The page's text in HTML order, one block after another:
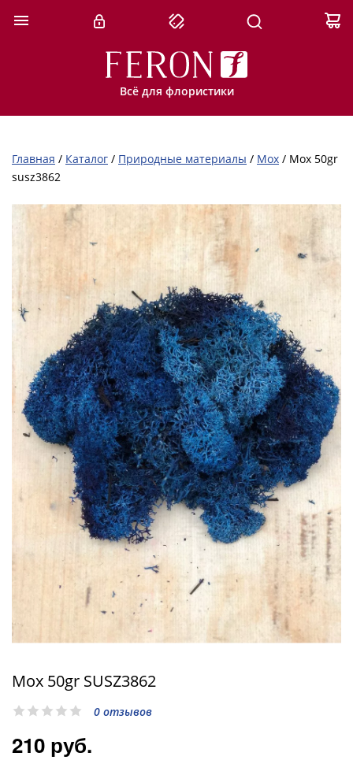
Всё для флористики
Главная / Каталог / Природные материалы / Мох / Мох 50gr
susz3862
Мох 50gr SUSZ3862
0 отзывов
210 руб.